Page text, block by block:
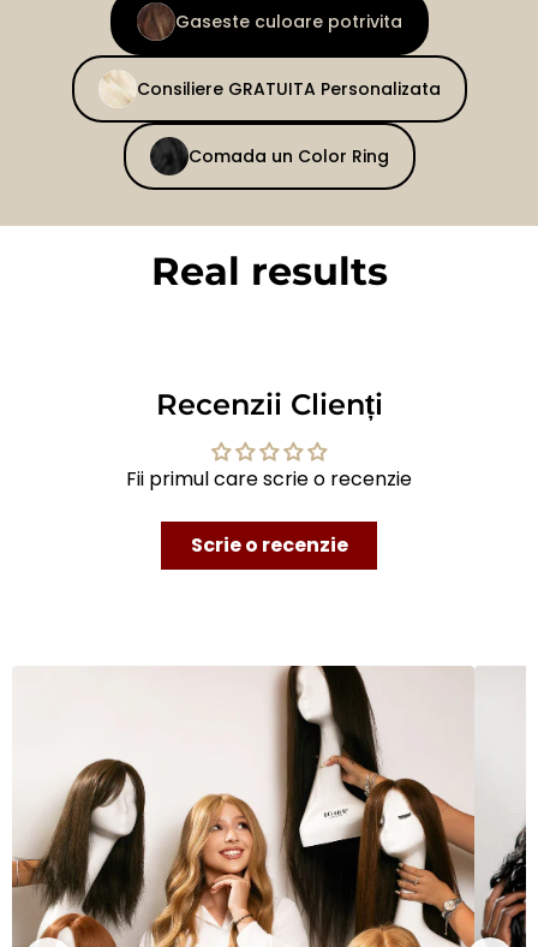
Gaseste culoare potrivita
Consiliere GRATUITA Personalizata
Comada un Color Ring
Real results
Recenzii Clienți
Fii primul care scrie o recenzie
Scrie o recenzie